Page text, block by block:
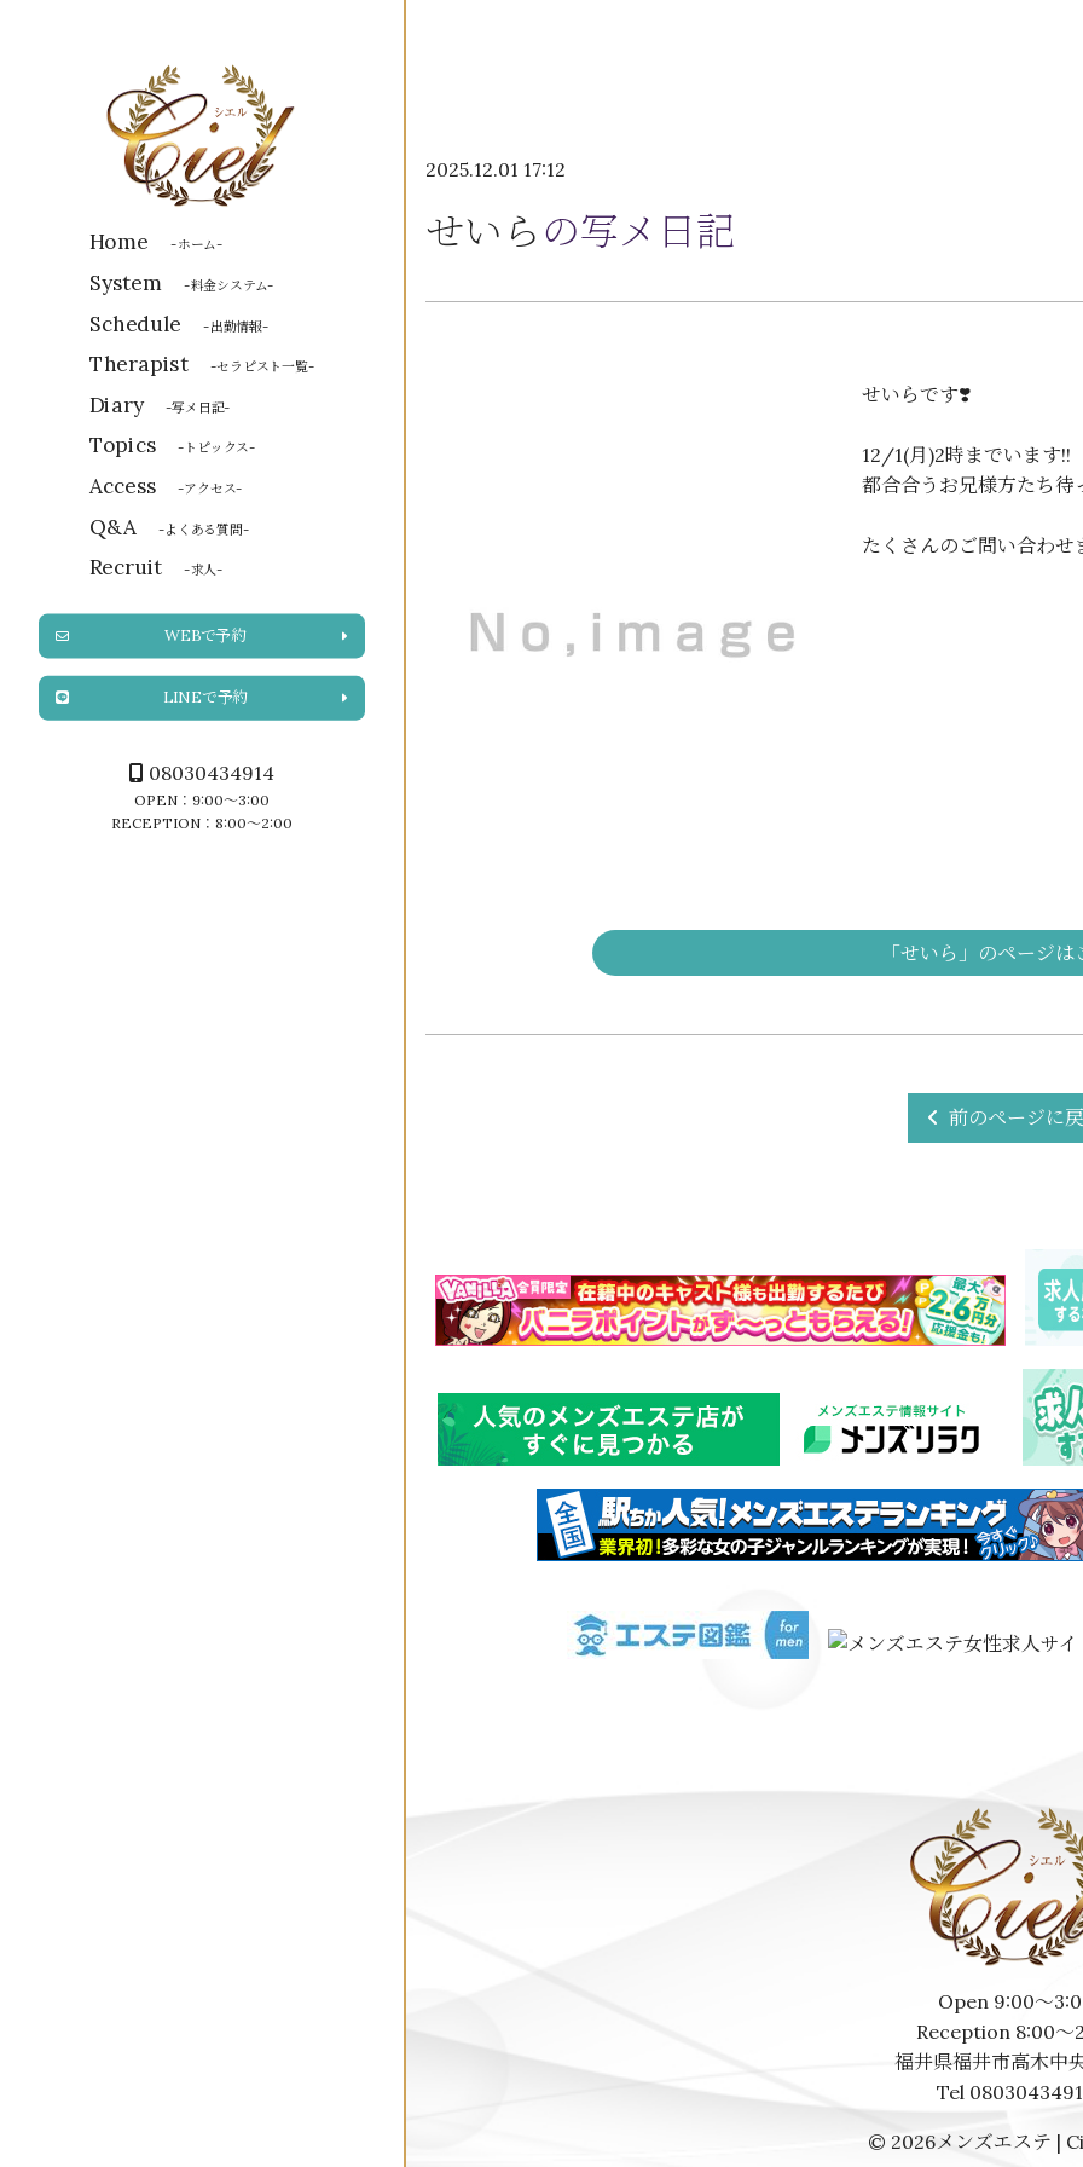
Home -ホーム-
System -料金システム-
Schedule -出勤情報-
Therapist -セラピスト一覧-
Diary -写メ日記-
Topics -トピックス-
Access -アクセス-
Q&A -よくある質問-
Recruit -求人-
WEBで予約
LINEで予約
08030434914
OPEN：9:00～3:00
RECEPTION：8:00～2:00
2025.12.01 17:12
せいらの写メ日記
せいらです❣️
12/1(月)2時までいます!!
都合合うお兄様方たち
たくさんのご問い合わ
「せいら」のページは
前のページに
Open 9:00～
Reception 8:00～
福井県福井市高木中
Tel
© 2026メンズエステ |